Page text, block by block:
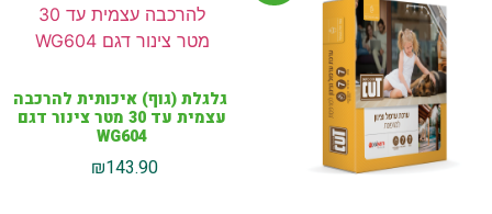
גלגלת (גוף) איכותית להרכבה
עצמית עד 30 מטר צינור דגם
WG604
₪143.90